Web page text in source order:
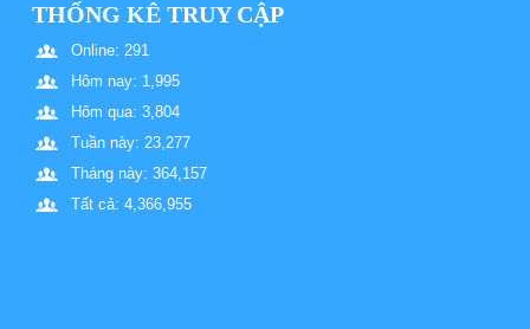
THỐNG KÊ TRUY CẬP
Online: 291
Hôm nay: 1,995
Hôm qua: 3,804
Tuần này: 23,277
Tháng này: 364,157
Tất cả: 4,366,955